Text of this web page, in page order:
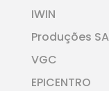
IWIN
Produções
VGC
EPICENTRO